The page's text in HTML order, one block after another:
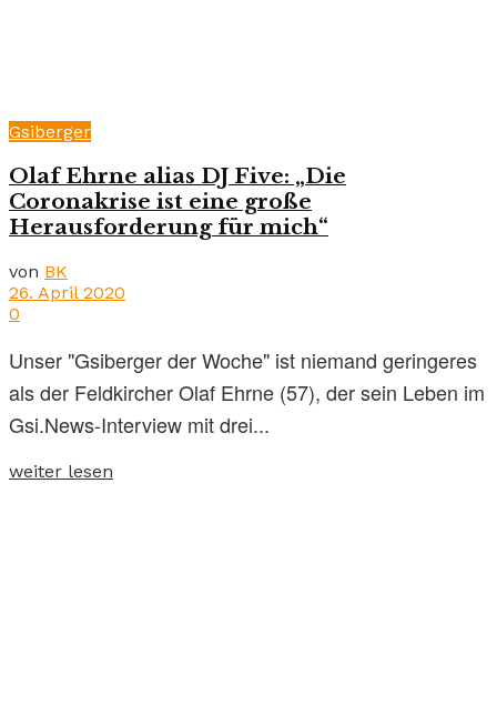
Gsiberger
Olaf Ehrne alias DJ Five: „Die
Coronakrise ist eine große
Herausforderung für mich“
von BK
26. April 2020
0
Unser "Gsiberger der Woche" ist niemand geringeres
als der Feldkircher Olaf Ehrne (57), der sein Leben im
Gsi.News-Interview mit drei...
weiter lesen